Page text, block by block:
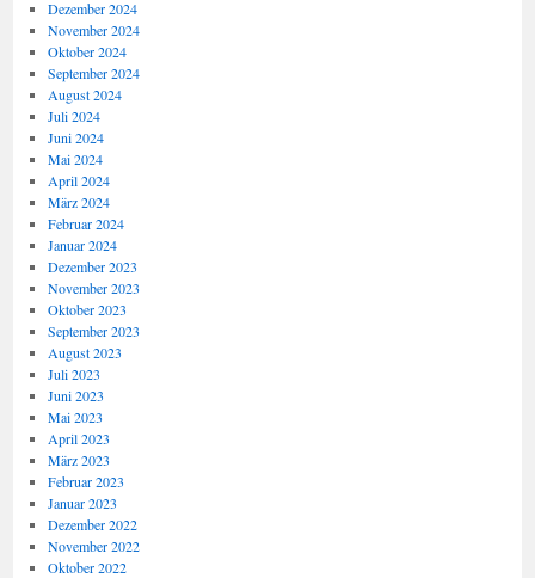
Dezember 2024
November 2024
Oktober 2024
September 2024
August 2024
Juli 2024
Juni 2024
Mai 2024
April 2024
März 2024
Februar 2024
Januar 2024
Dezember 2023
November 2023
Oktober 2023
September 2023
August 2023
Juli 2023
Juni 2023
Mai 2023
April 2023
März 2023
Februar 2023
Januar 2023
Dezember 2022
November 2022
Oktober 2022